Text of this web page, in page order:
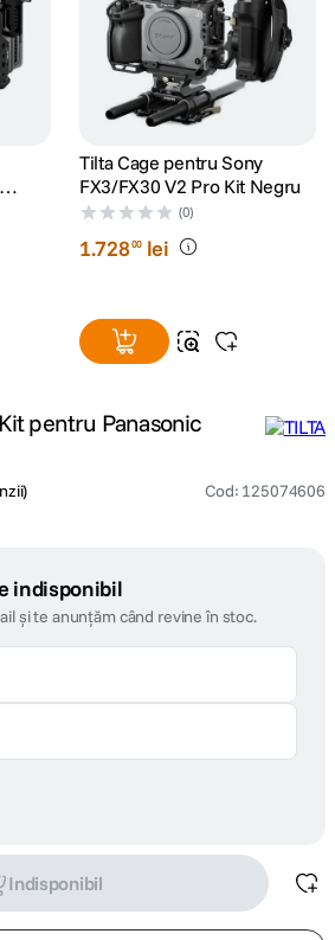
Tilta Cage pentru Sony
FX3/FX30 V2 Pro Kit Negru
(0)
1.72800 lei
pentru Panasonic
) Cod: 125074606
indisponibil
și te anunțăm când revine în stoc.
Indisponibil